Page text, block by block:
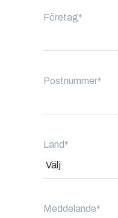
Företag*
Postnummer*
Land*
Meddelande*